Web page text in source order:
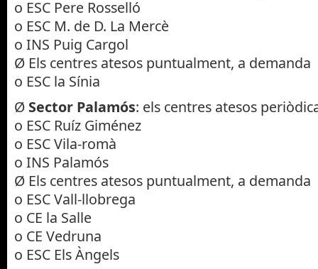
o ESC Pere Rosselló
o ESC M. de D. La Mercè
o INS Puig Cargol
Ø Els centres atesos puntualment, a demanda
o ESC la Sínia
Ø Sector Palamós: els centres atesos
o ESC Ruíz Giménez
o ESC Vila-romà
o INS Palamós
Ø Els centres atesos puntualment, a demanda
o ESC Vall-llobrega
o CE la Salle
o CE Vedruna
o ESC Els Àngels